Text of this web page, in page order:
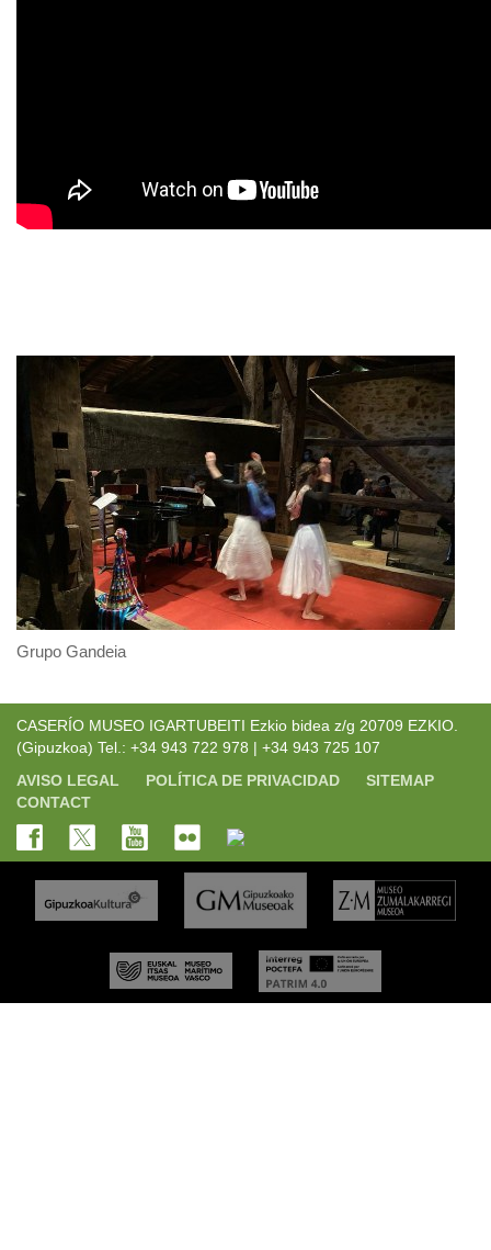
Grupo Gandeia
CASERÍO MUSEO IGARTUBEITI Ezkio bidea z/g 20709 EZKIO.
(Gipuzkoa) Tel.: +34 943 722 978 | +34 943 725 107
AVISO LEGAL
POLÍTICA DE PRIVACIDAD
SITEMAP
CONTACT